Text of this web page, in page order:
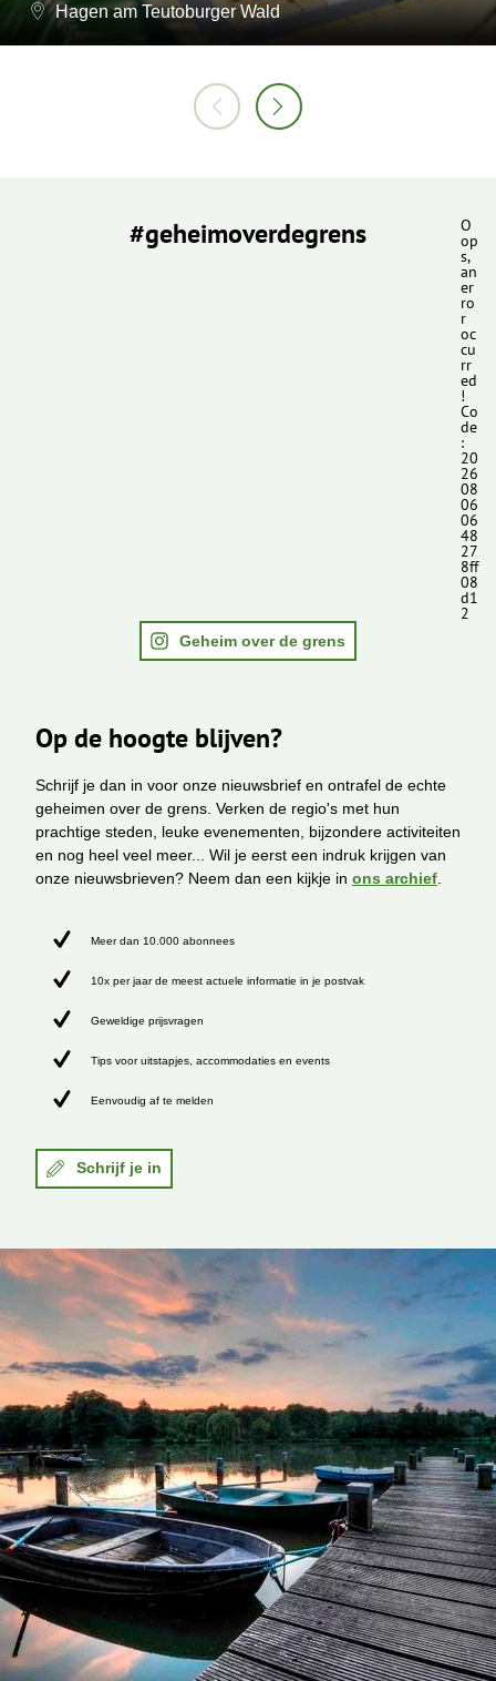
Hagen am Teutoburger Wald
#geheimoverdegrens O
op
s,
an
er
ro
r
oc
cu
rr
ed
!
Co
de
:
20
26
08
06
06
48
27
8ff
08
d1
2
Geheim over de grens
Op de hoogte blijven?
Schrijf je dan in voor onze nieuwsbrief en ontrafel de echte
geheimen over de grens. Verken de regio's met hun
prachtige steden, leuke evenementen, bijzondere activiteiten
en nog heel veel meer... Wil je eerst een indruk krijgen van
onze nieuwsbrieven? Neem dan een kijkje in ons archief
Meer dan 10.000 abonnees
10x per jaar de meest actuele informatie in je postvak
Geweldige prijsvragen
Tips voor uitstapjes, accommodaties en events
Eenvoudig af te melden
Schrijf je in